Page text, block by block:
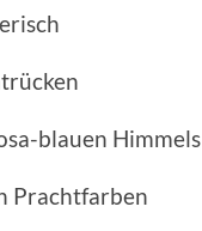
blauen Himmels
Prachtfarben